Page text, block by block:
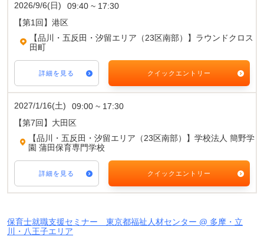
2026/9/6(日)
09:40 ~ 17:30
【第1回】港区
【品川・五反田・汐留エリア（23区南部）】ラウンドクロス
田町
詳細を見る クイックエントリー
2027/1/16(土)
09:00 ~ 17:30
【第7回】大田区
【品川・五反田・汐留エリア（23区南部）】学校法人 簡野学
園 蒲田保育専門学校
詳細を見る クイックエントリー
保育士就職支援セミナー 東京都福祉人材センター @ 多摩・立
川・八王子エリア